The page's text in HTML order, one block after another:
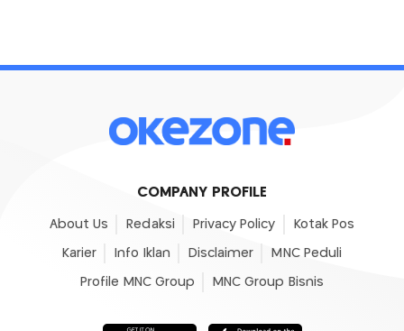
COMPANY PROFILE
About Us Redaksi Privacy Policy Kotak Pos
Karier Info Iklan Disclaimer MNC Peduli
Profile MNC Group MNC Group Bisnis